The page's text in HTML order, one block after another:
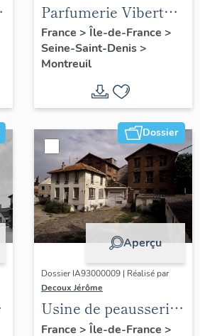
Parfumerie Vibert
(parfumerie et
savonnerie du
Commerce), puis
Lanquest frères et
successeurs, puis
société anonyme
Princifarm (détruit
après inventaire)
France > Île-de-France >
Seine-Saint-Denis>
Montreuil
Dossier
Aperçu
Dossier IA93000009 | Réalisé par
Decoux Jérôme
Usine de peausserie
Léonard Fournier,
France > Île-de-France >